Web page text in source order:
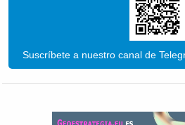
Suscríbete a nuestro canal de